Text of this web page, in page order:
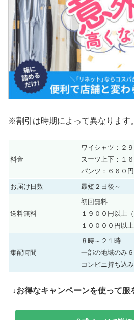
※割引は時期によって異なります。
料金
ワイシャツ：２
スーツ上下：１
パンツ：６６０円
お届け日数
最短２日後～
送料無料
初回無料
１９００円以上
１００００円以
集配時間
８時～２１時
一部の地域のみ
コンビニ持ち込
↓お得なキャンペーンを使って服